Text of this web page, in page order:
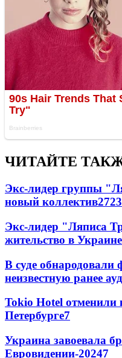
ЧИТАЙТЕ
Экс-лидер группы
новый коллектив2723
Экс-лидер "Ляписа
жительство в Украине
В суде обнародовали
неизвестную ранее
Tokio Hotel отменили
Петербурге7
Украина завоевала
Евровидении-20247